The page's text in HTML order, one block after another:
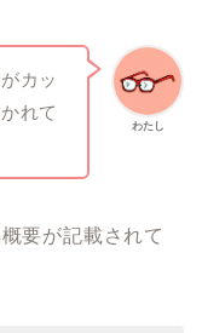
わたし
カッ
れて
要が記載されて